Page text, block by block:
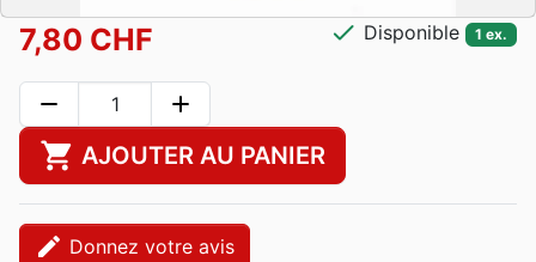
7,80 CHF check Disponible 1 ex.
remove add
shopping_cart AJOUTER AU PANIER
edit Donnez votre avis